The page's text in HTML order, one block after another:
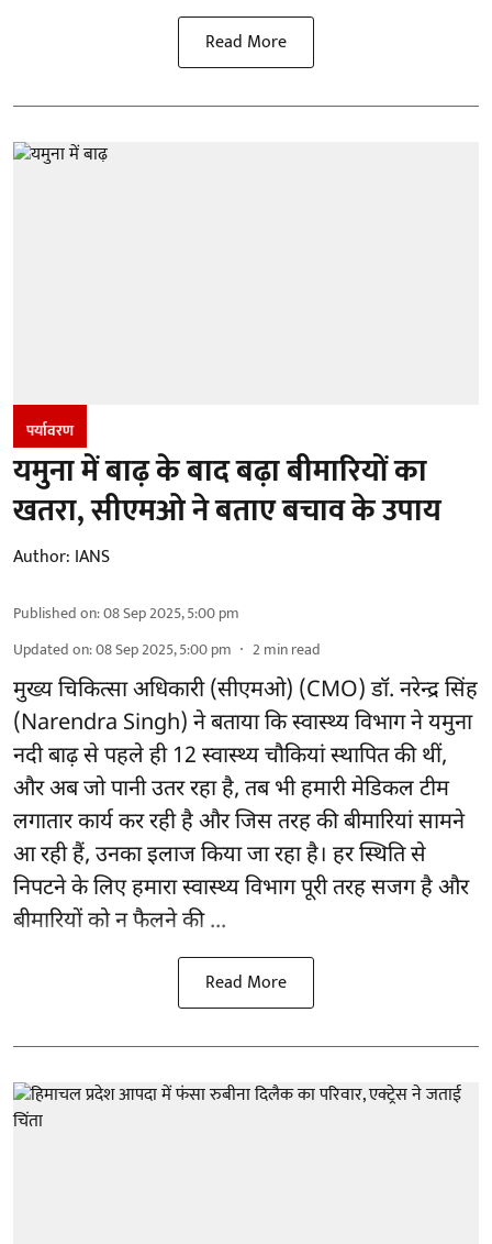
Read More
पर्यावरण
यमुना में बाढ़ के बाद बढ़ा बीमारियों का
खतरा, सीएमओ ने बताए बचाव के उपाय
Author: IANS
Published on:08 Sep 2025, 5:00 pm
Updated on:08 Sep 2025, 5:00 pm 2min read
मुख्य चिकित्सा अधिकारी (सीएमओ) (CMO) डॉ. नरेन्द्र सिंह
(Narendra Singh) ने बताया कि स्वास्थ्य विभाग ने यमुना
नदी बाढ़ से पहले ही 12 स्वास्थ्य चौकियां स्थापित की थीं,
और अब जो पानी उतर रहा है, तब भी हमारी मेडिकल टीम
लगातार कार्य कर रही है और जिस तरह की बीमारियां सामने
आ रही हैं, उनका इलाज किया जा रहा है। हर स्थिति से
निपटने के लिए हमारा स्वास्थ्य विभाग पूरी तरह सजग है और
बीमारियों को न फैलने की ...
Read More